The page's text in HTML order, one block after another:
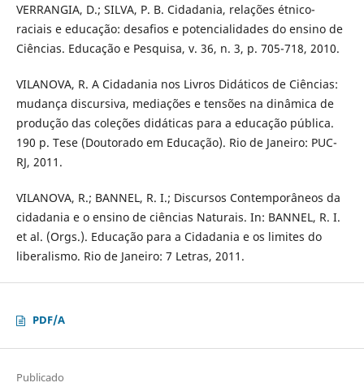
VERRANGIA, D.; SILVA, P. B. Cidadania, relações étnico-
raciais e educação: desafios e potencialidades do ensino de
Ciências. Educação e Pesquisa, v. 36, n. 3, p. 705-718, 2010.
VILANOVA, R. A Cidadania nos Livros Didáticos de Ciências:
mudança discursiva, mediações e tensões na dinâmica de
produção das coleções didáticas para a educação pública.
190 p. Tese (Doutorado em Educação). Rio de Janeiro: PUC-
RJ, 2011.
VILANOVA, R.; BANNEL, R. I.; Discursos Contemporâneos da
cidadania e o ensino de ciências Naturais. In: BANNEL, R. I.
et al. (Orgs.). Educação para a Cidadania e os limites do
liberalismo. Rio de Janeiro: 7 Letras, 2011.
PDF/A
Publicado